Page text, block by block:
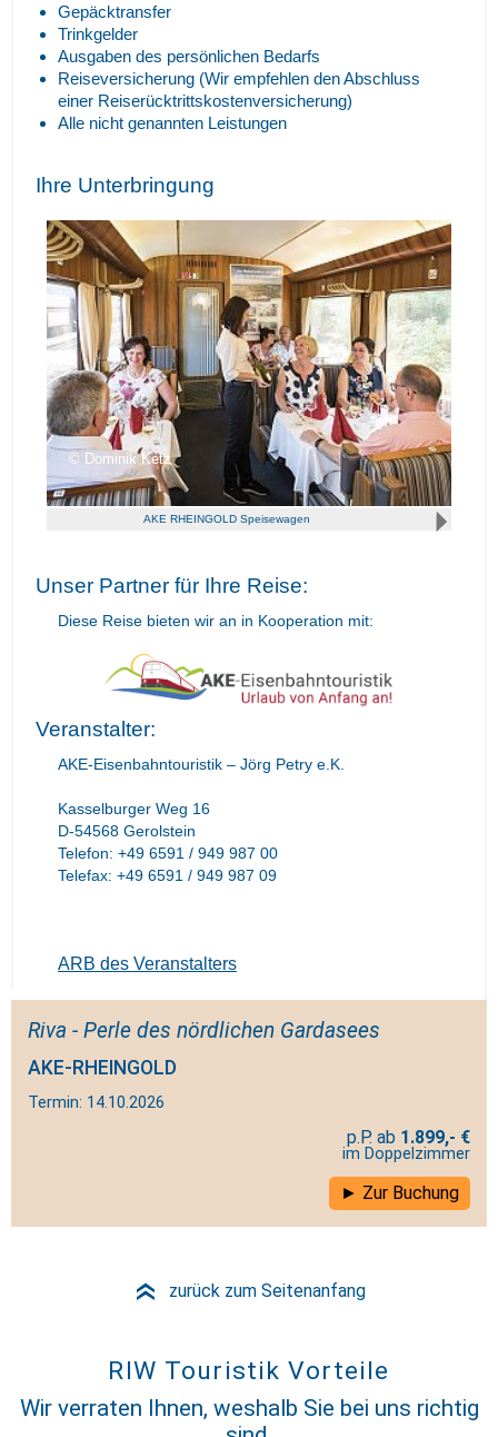
Gepäcktransfer
Trinkgelder
Ausgaben des persönlichen Bedarfs
Reiseversicherung (Wir empfehlen den Abschluss
einer Reiserücktrittskostenversicherung)
Alle nicht genannten Leistungen
Ihre Unterbringung
Dominik Ketz
AKE RHEINGOLD Speisewagen
Unser Partner für Ihre Reise:
Diese Reise bieten wir an in Kooperation mit:
Veranstalter:
AKE-Eisenbahntouristik – Jörg Petry e.K.
Kasselburger Weg 16
D-54568 Gerolstein
Telefon: +49 6591 / 949 987 00
Telefax: +49 6591 / 949 987 09
ARB des Veranstalters
Riva - Perle des nördlichen Gardasees
AKE-RHEINGOLD
Termin: 14.10.2026
1.899,- €
im Doppelzimmer
Zur Buchung
» zurück zum Seitenanfang
RIW Touristik Vorteile
Wir verraten Ihnen, weshalb Sie bei uns richtig